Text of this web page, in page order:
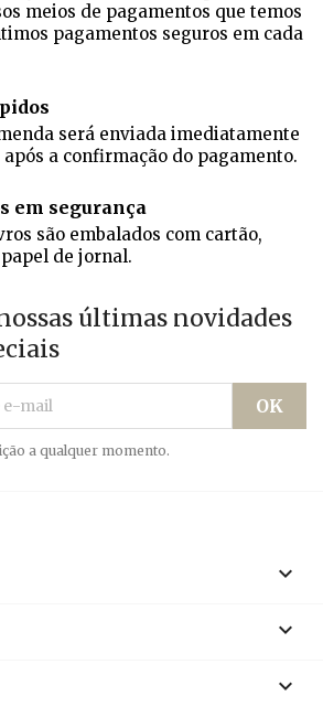
meios de pagamentos que temos
pagamentos seguros em cada
será enviada imediatamente
a confirmação do pagamento.
em segurança
são embalados com cartão,
de jornal.
últimas novidades
a qualquer momento.


